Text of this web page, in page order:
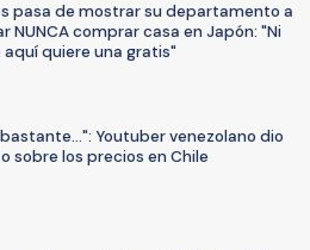
pasa de mostrar su departamento a
NUNCA comprar casa en Japón: "Ni
quiere una gratis"
Youtuber venezolano dio
sobre los precios en Chile